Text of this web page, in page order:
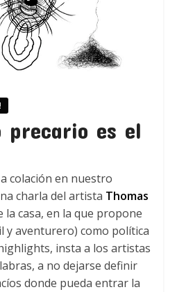
precario es el
colación en nuestro
charla del artista Thomas
la casa, en la que propone
y aventurero) como política
insta a los artistas
a no dejarse definir
donde pueda entrar la